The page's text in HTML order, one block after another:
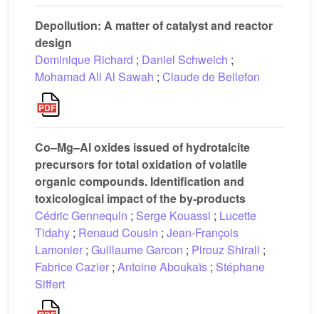
Depollution: A matter of catalyst and reactor
design
Dominique Richard ; Daniel Schweich ;
Mohamad Ali Al Sawah ; Claude de Bellefon
Co–Mg–Al oxides issued of hydrotalcite
precursors for total oxidation of volatile
organic compounds. Identification and
toxicological impact of the by-products
Cédric Gennequin ; Serge Kouassi ; Lucette
Tidahy ; Renaud Cousin ; Jean-François
Lamonier ; Guillaume Garcon ; Pirouz Shirali ;
Fabrice Cazier ; Antoine Aboukaïs ; Stéphane
Siffert